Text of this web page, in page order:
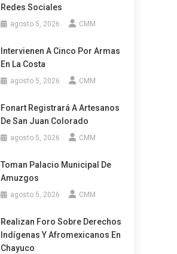
Redes Sociales
agosto 5, 2026 CMM
Intervienen A Cinco Por Armas
En La Costa
agosto 5, 2026 CMM
Fonart Registrará A Artesanos
De San Juan Colorado
agosto 5, 2026 CMM
Toman Palacio Municipal De
Amuzgos
agosto 5, 2026 CMM
Realizan Foro Sobre Derechos
Indígenas Y Afromexicanos En
Chayuco